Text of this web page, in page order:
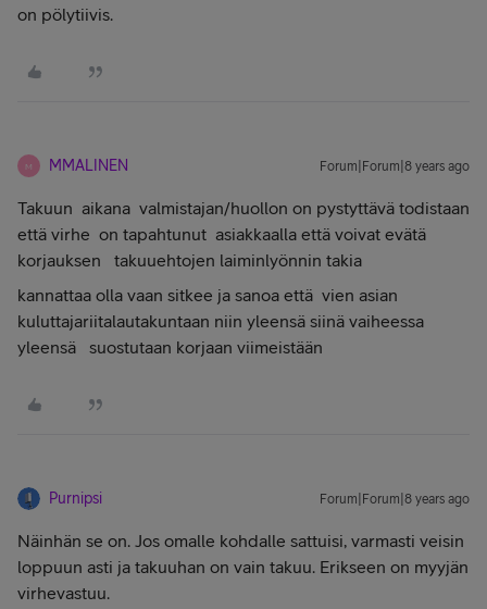
on pölytiivis.
M MMALINEN Forum|Forum|8 years ago
Takuun aikana valmistajan/huollon on pystyttävä todistaan
että virhe on tapahtunut asiakkaalla että voivat evätä
korjauksen takuuehtojen laiminlyönnin takia
kannattaa olla vaan sitkee ja sanoa että vien asian
kuluttajariitalautakuntaan niin yleensä siinä vaiheessa
yleensä suostutaan korjaan viimeistään
Purnipsi Forum|Forum|8 years ago
Näinhän se on. Jos omalle kohdalle sattuisi, varmasti veisin
loppuun asti ja takuuhan on vain takuu. Erikseen on myyjän
virhevastuu.